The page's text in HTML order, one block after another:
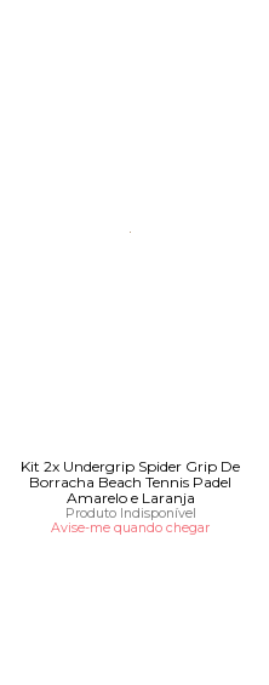
Kit 2x Undergrip Spider Grip De
Borracha Beach Tennis Padel
Amarelo e Laranja
Produto Indisponível
Avise-me quando chegar